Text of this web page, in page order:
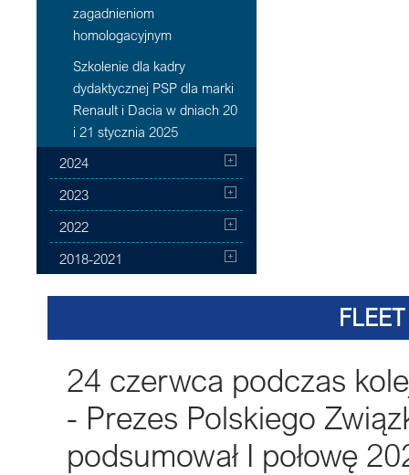
zagadnieniom
homologacyjnym
Szkolenie dla kadry
dydaktycznej PSP dla marki
Renault i Dacia w dniach 20
i 21 stycznia 2025
2024
2023
2022
2018-2021
24 czerwca podczas
- Prezes Polskiego
podsumował I połowę